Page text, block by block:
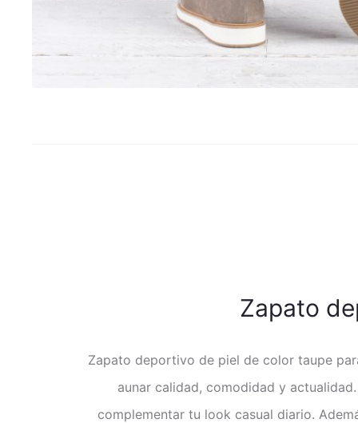
Zapato
Zapato deportivo de piel de color taupe
aunar calidad, comodidad y
complementar tu look casual diario.